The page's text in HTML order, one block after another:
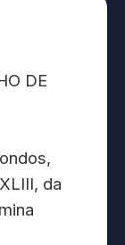
DE
da